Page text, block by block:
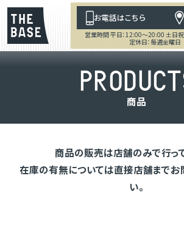
お電話はこちら
営業時間 平日：12:00～20:00 土日
定休日：毎週金曜日
PRODUCT
商品
商品の販売は店舗のみで行って
在庫の有無については直接店舗までお
い。